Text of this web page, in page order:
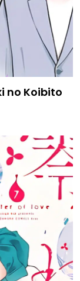
no Koibito